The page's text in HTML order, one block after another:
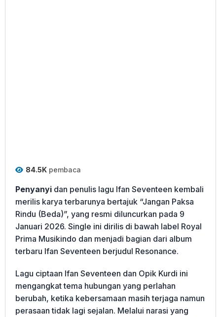
84.5K pembaca
Penyanyi dan penulis lagu Ifan Seventeen kembali
merilis karya terbarunya bertajuk “Jangan Paksa
Rindu (Beda)”, yang resmi diluncurkan pada 9
Januari 2026. Single ini dirilis di bawah label Royal
Prima Musikindo dan menjadi bagian dari album
terbaru Ifan Seventeen berjudul Resonance.
Lagu ciptaan Ifan Seventeen dan Opik Kurdi ini
mengangkat tema hubungan yang perlahan
berubah, ketika kebersamaan masih terjaga namun
perasaan tidak lagi sejalan. Melalui narasi yang